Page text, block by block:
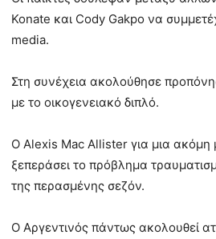
Konate και Cody Gakpo να
media.
Στη συνέχεια ακολούθησε
με το οικογενειακό διπλό.
Ο Alexis Mac Allister για μια ακόμη
ξεπεράσει το πρόβλημα
της περασμένης σεζόν.
Ο Αργεντινός πάντως ακολουθεί